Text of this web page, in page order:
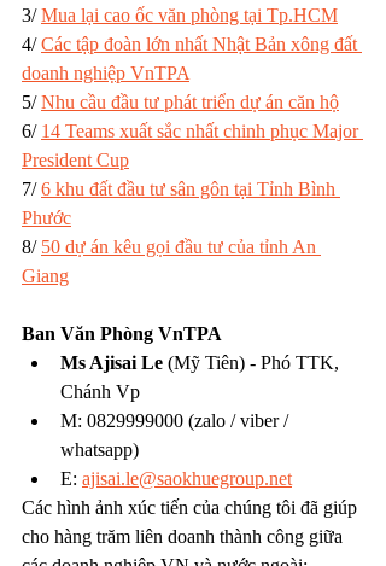
3/ Mua lại cao ốc văn phòng tại Tp.HCM
4/ Các tập đoàn lớn nhất Nhật Bản xông đất
doanh nghiệp VnTPA
5/ Nhu cầu đầu tư phát triển dự án căn hộ
6/ 14 Teams xuất sắc nhất chinh phục Major
President Cup
7/ 6 khu đất đầu tư sân gôn tại Tỉnh Bình
Phước
8/ 50 dự án kêu gọi đầu tư của tỉnh An
Giang
Ban Văn Phòng VnTPA
Ms Ajisai Le (Mỹ Tiên) - Phó TTK,
Chánh Vp
M: 0829999000 (zalo / viber /
whatsapp)
E: ajisai.le@saokhuegroup.net
Các hình ảnh xúc tiến của chúng tôi đã giúp
cho hàng trăm liên doanh thành công giữa